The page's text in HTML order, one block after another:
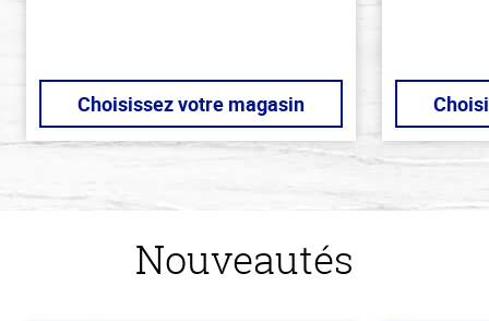
Choisissez votre magasin
Nouveautés